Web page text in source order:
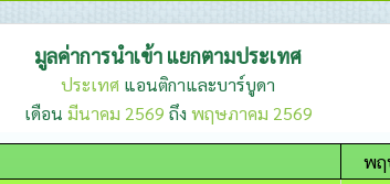
มูลค่าการนำเข้า แยกตามประเทศ
ประเทศ แอนติกาและบาร์บูดา
เดือน มีนาคม 2569 ถึง พฤษภาคม 2569
พฤ